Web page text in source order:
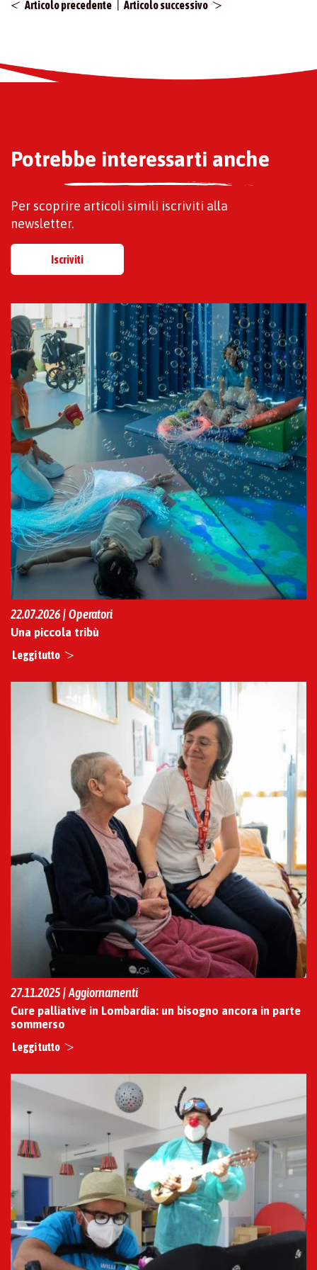
Articolo precedente | Articolo successivo
Potrebbe interessarti anche
Per scoprire articoli simili iscriviti alla
newsletter.
Iscriviti
22.07.2026 | Operatori
Una piccola tribù
Leggi tutto
27.11.2025 | Aggiornamenti
Cure palliative in Lombardia: un bisogno ancora in parte
sommerso
Leggi tutto